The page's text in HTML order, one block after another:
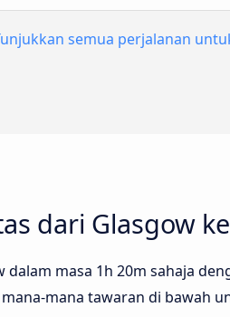
semua perjalanan
dari Glasgow
masa 1h 20m sahaja
mana tawaran di bawah